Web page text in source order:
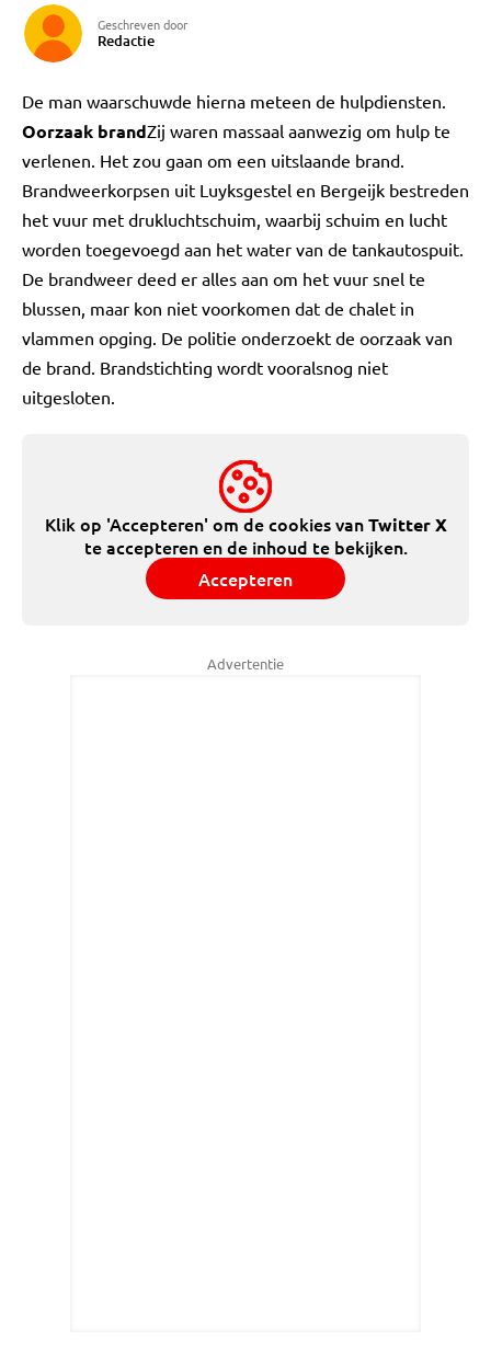
Geschreven door
Redactie
De man waarschuwde hierna meteen de hulpdiensten.
Oorzaak brandZij waren massaal aanwezig om hulp te
verlenen. Het zou gaan om een uitslaande brand.
Brandweerkorpsen uit Luyksgestel en Bergeijk bestreden
het vuur met drukluchtschuim, waarbij schuim en lucht
worden toegevoegd aan het water van de tankautospuit.
De brandweer deed er alles aan om het vuur snel te
blussen, maar kon niet voorkomen dat de chalet in
vlammen opging. De politie onderzoekt de oorzaak van
de brand. Brandstichting wordt vooralsnog niet
uitgesloten.
Klik op 'Accepteren' om de cookies vanTwitter X
te accepteren en de inhoud te bekijken.
Accepteren
Advertentie